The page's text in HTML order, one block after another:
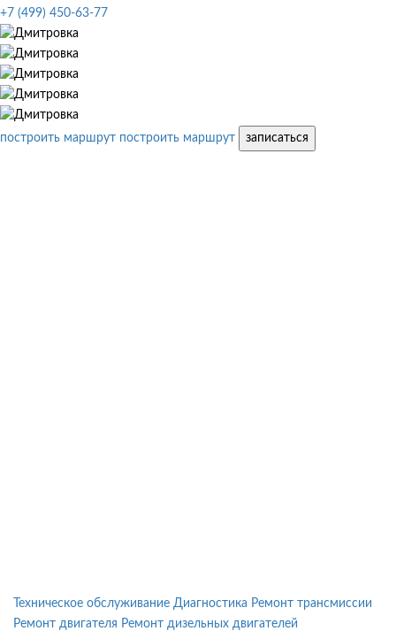
+7 (499) 450-63-77
построить маршрут построить маршрут записаться
Техническое обслуживание Диагностика Ремонт трансмиссии
Ремонт двигателя Ремонт дизельных двигателей